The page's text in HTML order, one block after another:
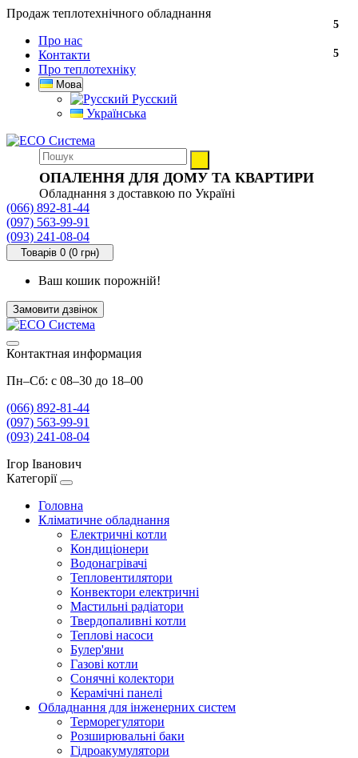
Продаж теплотехнічного обладнання
Про нас
Контакти
Про теплотехніку
Мова
Русский
Українська
ОПАЛЕННЯ ДЛЯ ДОМУ ТА КВАРТИРИ
Обладнання з доставкою по Україні
(066) 892-81-44
(097) 563-99-91
(093) 241-08-04
Товарів 0 (0 грн)
Ваш кошик порожній!
Замовити дзвінок
Контактная информация
Пн–Сб: с 08–30 до 18–00
(066) 892-81-44
(097) 563-99-91
(093) 241-08-04
Ігор Іванович
Категорії
Головна
Кліматичне обладнання
Електричні котли
Кондиціонери
Водонагрівачі
Тепловентилятори
Конвектори електричні
Мастильні радіатори
Твердопаливні котли
Теплові насоси
Булер'яни
Газові котли
Сонячні колектори
Керамічні панелі
Обладнання для інженерних систем
Терморегулятори
Розширювальні баки
Гідроакумулятори
5
5